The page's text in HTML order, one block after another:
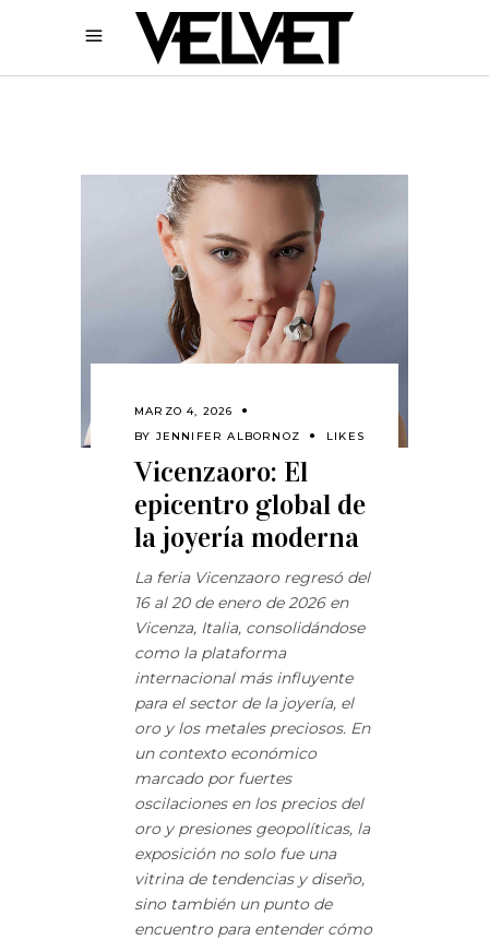
MARZO 4, 2026
BY JENNIFER ALBORNOZ LIKES
Vicenzaoro: El
epicentro global de
la joyería moderna
La feria Vicenzaoro regresó del
16 al 20 de enero de 2026 en
Vicenza, Italia, consolidándose
como la plataforma
internacional más influyente
para el sector de la joyería, el
oro y los metales preciosos. En
un contexto económico
marcado por fuertes
oscilaciones en los precios del
oro y presiones geopolíticas, la
exposición no solo fue una
vitrina de tendencias y diseño,
sino también un punto de
encuentro para entender cómo